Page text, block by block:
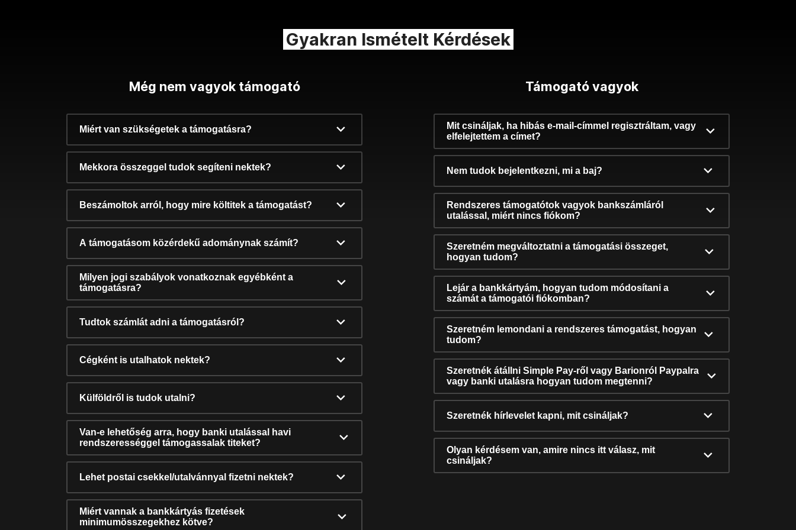
Gyakran Ismételt Kérdések
Még nem vagyok támogató
Miért van szükségetek a támogatásra?
Mekkora összeggel tudok segíteni nektek?
Beszámoltok arról, hogy mire költitek a támogatást?
A támogatásom közérdekű adománynak számít?
Milyen jogi szabályok vonatkoznak egyébként a
támogatásra?
Tudtok számlát adni a támogatásról?
Cégként is utalhatok nektek?
Külföldről is tudok utalni?
Van-e lehetőség arra, hogy banki utalással havi
rendszerességgel támogassalak titeket?
Lehet postai csekkel/utalvánnyal fizetni nektek?
Miért vannak a bankkártyás fizetések
minimumösszegekhez kötve?
Támogató vagyok
Mit csináljak, ha hibás e-mail-címmel regisztráltam, vagy
elfelejtettem a címet?
Nem tudok bejelentkezni, mi a baj?
Rendszeres támogatótok vagyok bankszámláról
utalással, miért nincs fiókom?
Szeretném megváltoztatni a támogatási összeget,
hogyan tudom?
Lejár a bankkártyám, hogyan tudom módosítani a
számát a támogatói fiókomban?
Szeretném lemondani a rendszeres támogatást, hogyan
tudom?
Szeretnék átállni Simple Pay-ről vagy Barionról Paypalra
vagy banki utalásra hogyan tudom megtenni?
Szeretnék hírlevelet kapni, mit csináljak?
Olyan kérdésem van, amire nincs itt válasz, mit
csináljak?